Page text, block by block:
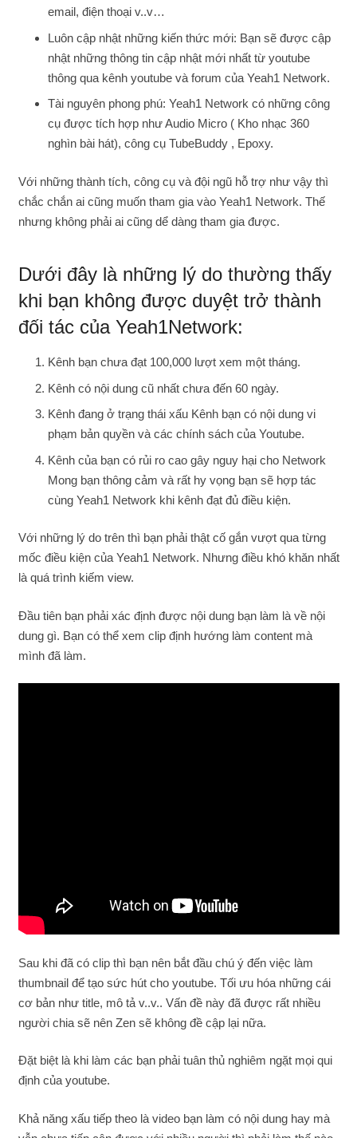
email, điện thoại v..v…
Luôn cập nhật những kiến thức mới: Bạn sẽ được cập
nhật những thông tin cập nhật mới nhất từ youtube
thông qua kênh youtube và forum của Yeah1 Network.
Tài nguyên phong phú: Yeah1 Network có những công
cụ được tích hợp như Audio Micro ( Kho nhạc 360
nghìn bài hát), công cụ TubeBuddy , Epoxy.
Với những thành tích, công cụ và đội ngũ hỗ trợ như vậy thì
chắc chắn ai cũng muốn tham gia vào Yeah1 Network. Thế
nhưng không phải ai cũng dể dàng tham gia được.
Dưới đây là những lý do thường thấy
khi bạn không được duyệt trở thành
đối tác của Yeah1Network:
Kênh bạn chưa đạt 100,000 lượt xem một tháng.
Kênh có nội dung cũ nhất chưa đến 60 ngày.
Kênh đang ở trạng thái xấu Kênh bạn có nội dung vi
phạm bản quyền và các chính sách của Youtube.
Kênh của bạn có rủi ro cao gây nguy hại cho Network
Mong bạn thông cảm và rất hy vọng bạn sẽ hợp tác
cùng Yeah1 Network khi kênh đạt đủ điều kiện.
Với những lý do trên thì bạn phải thật cố gắn vượt qua từng
mốc điều kiện của Yeah1 Network. Nhưng điều khó khăn nhất
là quá trình kiếm view.
Đầu tiên bạn phải xác định được nội dung bạn làm là về nội
dung gì. Bạn có thể xem clip định hướng làm content mà
mình đã làm.
Sau khi đã có clip thì bạn nên bắt đầu chú ý đến việc làm
thumbnail để tạo sức hút cho youtube. Tối ưu hóa những cái
cơ bản như title, mô tả v..v.. Vấn đề này đã được rất nhiều
người chia sẽ nên Zen sẽ không đề cập lại nữa.
Đặt biệt là khi làm các bạn phải tuân thủ nghiêm ngặt mọi qui
định của youtube.
Khả năng xấu tiếp theo là video bạn làm có nội dung hay mà